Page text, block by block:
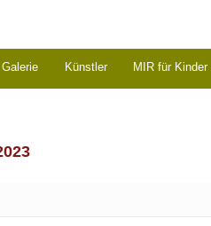
Galerie Künstler MIR für Kinder